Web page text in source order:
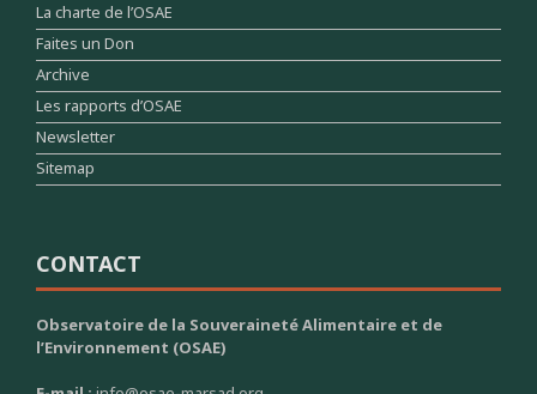
La charte de l’OSAE
Faites un Don
Archive
Les rapports d’OSAE
Newsletter
Sitemap
CONTACT
Observatoire de la Souveraineté Alimentaire et de
l’Environnement (OSAE)